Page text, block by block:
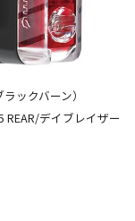
ックバーン）
REAR/デイブレイザー